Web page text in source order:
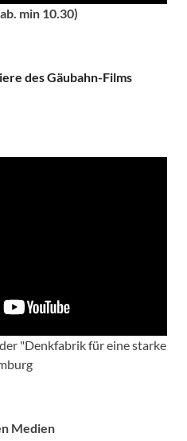
min 10.30)
des Gäubahn-Films
"Denkfabrik für eine starke
Medien